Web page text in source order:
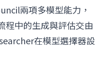
兩項多模型能力，
中的生成與評估交由
在模型選擇器設